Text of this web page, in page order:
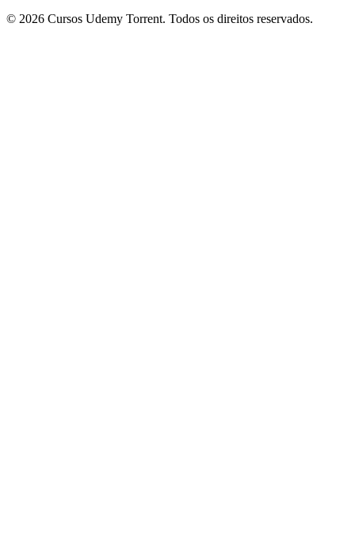
© 2026 Cursos Udemy Torrent. Todos os direitos reservados.